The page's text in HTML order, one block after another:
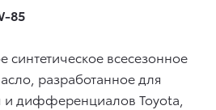
85
синтетическое всесезонное
разработанное для
и дифференциалов Toyota,